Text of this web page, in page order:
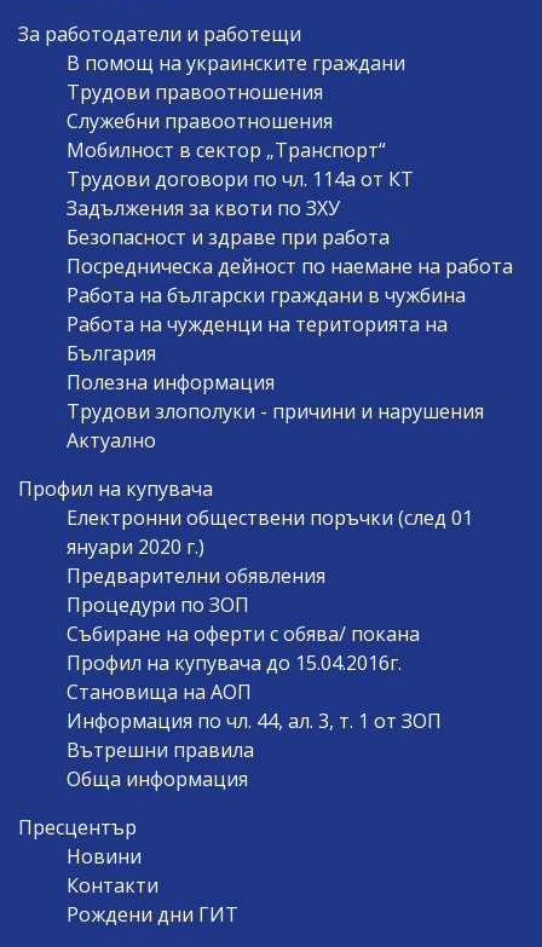
За работодатели и работещи
В помощ на украинските граждани
Трудови правоотношения
Служебни правоотношения
Мобилност в сектор „Транспорт“
Трудови договори по чл. 114а от КТ
Задължения за квоти по ЗХУ
Безопасност и здраве при работа
Посредническа дейност по наемане на работа
Работа на български граждани в чужбина
Работа на чужденци на територията на
България
Полезна информация
Трудови злополуки - причини и нарушения
Актуално
Профил на купувача
Електронни обществени поръчки (след 01
януари 2020 г.)
Предварителни обявления
Процедури по ЗОП
Събиране на оферти с обява/ покана
Профил на купувача до 15.04.2016г.
Становища на АОП
Информация по чл. 44, ал. 3, т. 1 от ЗОП
Вътрешни правила
Обща информация
Пресцентър
Новини
Контакти
Рождени дни ГИТ